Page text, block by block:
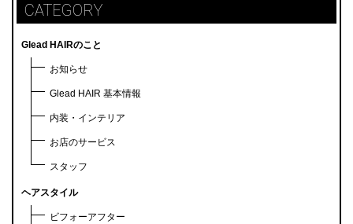
CATEGORY
Glead HAIRのこと
お知らせ
Glead HAIR 基本情報
内装・インテリア
お店のサービス
スタッフ
ヘアスタイル
ビフォーアフター